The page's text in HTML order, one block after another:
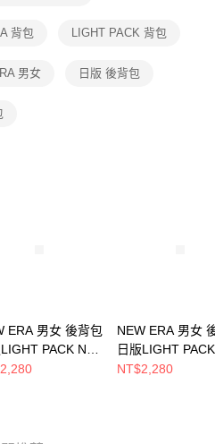
供之「AFTEE先享後付」服務完成之交
代理人或監護人之同意方可使用
依據個別帳號之用戶狀況，依本公司即
背包 LIGHT PACK 背包
男女 日版 後背包
ERA 男女 後背包
PACK NE
NEW ERA 男女
日版LIGHT
黑 NE12728266
NT$2,280